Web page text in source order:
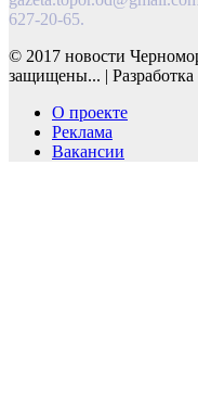
627-20-65.
© 2017 новости
защищены... | Разработка
О проекте
Реклама
Вакансии